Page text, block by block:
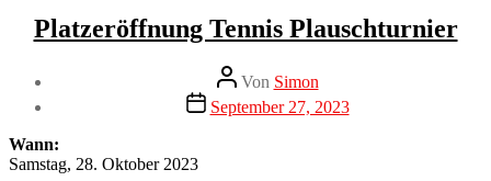
Kategorien
Neuigkeiten
Platzeröffnung Tennis Plauschturnier
Beitragsautor
Von Simon
Veröffentlichungsdatum
September 27, 2023
Wann:
Samstag, 28. Oktober 2023